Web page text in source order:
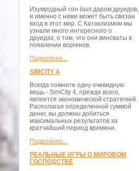
Изумрудный сон был даром друидов,
и именно с ними может быть связан
вход в этот мир. С Катаклизмом мы
узнали много интересного о
друидах, о том, что они виноваты в
появлении воргенов.
Подробнее...
SIMCITY 4
Всегда помните одну очевидную
вещь - SimCity 4, прежде всего,
является экономической стратегией.
Располагая определенной суммой
денег, вы должны добиться
максимальных результатов за
кратчайший период времени.
Подробнее...
РЕАЛЬНЫЕ ИГРЫ О МИРОВОМ
ГОСПОДСТВЕ